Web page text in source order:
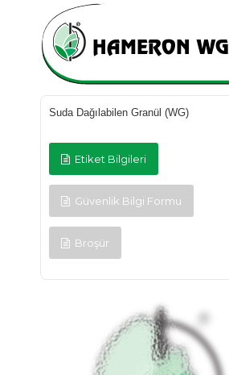
HAMERON WG
Suda Dağılabilen Granül (WG)
Etiket Bilgileri
Güvenlik Bilgi Formu
Broşür